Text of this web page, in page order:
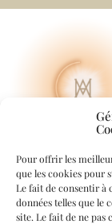
Pour offrir les
que les cookies pour
Le fait de consentir à
données telles que le
site. Le fait de ne